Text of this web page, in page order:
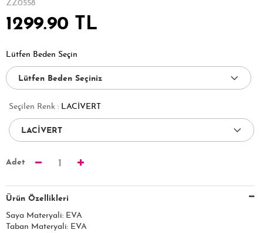
ZZ0558
1299.90 TL
Lütfen Beden Seçin
Seçilen Renk : LACİVERT
Adet 1
Ürün Özellikleri
Saya Materyali: EVA
Taban Materyali: EVA